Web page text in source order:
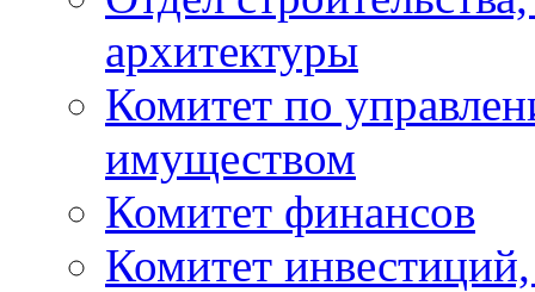
архитектуры
Комитет по
имуществом
Комитет финансов
Комитет